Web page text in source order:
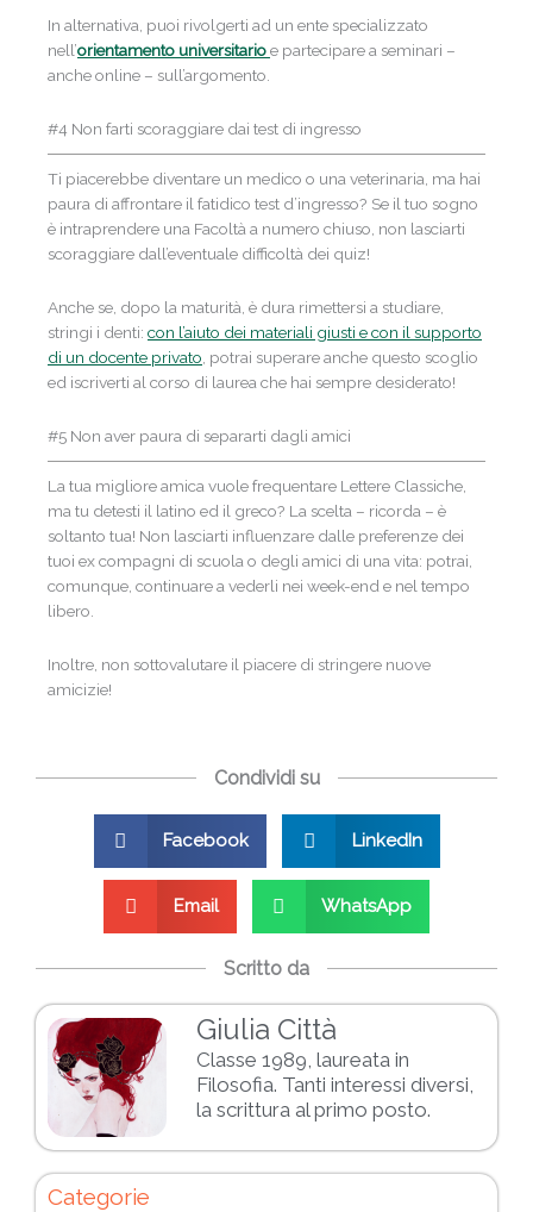
In alternativa, puoi rivolgerti ad un ente specializzato
nell’orientamento universitarioe partecipare a seminari –
anche online – sull’argomento.
#4 Non farti scoraggiare dai test di ingresso
Ti piacerebbe diventare un medico o una veterinaria, ma hai
paura di affrontare il fatidico test d’ingresso? Se il tuo sogno
è intraprendere una Facoltà a numero chiuso, non lasciarti
scoraggiare dall’eventuale difficoltà dei quiz!
Anche se, dopo la maturità, è dura rimettersi a studiare,
stringi i denti: con l’aiuto dei materiali giusti e con il supporto
di un docente privato , potrai superare anche questo scoglio
ed iscriverti al corso di laurea che hai sempre desiderato!
#5 Non aver paura di separarti dagli amici
La tua migliore amica vuole frequentare Lettere Classiche,
ma tu detesti il latino ed il greco? La scelta – ricorda – è
soltanto tua! Non lasciarti influenzare dalle preferenze dei
tuoi ex compagni di scuola o degli amici di una vita: potrai,
comunque, continuare a vederli nei week-end e nel tempo
libero.
Inoltre, non sottovalutare il piacere di stringere nuove
amicizie!
Condividi su
Facebook LinkedIn
Email WhatsApp
Scritto da
Giulia Città
Classe 1989, laureata in
Filosofia. Tanti interessi diversi,
la scrittura al primo posto.
Categorie